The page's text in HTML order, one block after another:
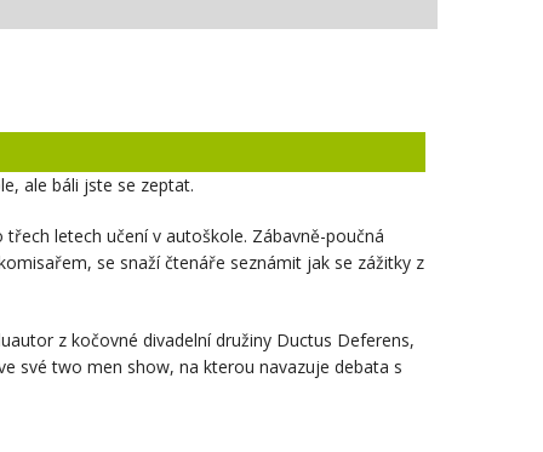
ale báli jste se zeptat.
třech letech učení v autoškole. Zábavně-poučná
se snaží čtenáře seznámit jak se zážitky z
z kočovné divadelní družiny Ductus Deferens,
své two men show, na kterou navazuje debata s